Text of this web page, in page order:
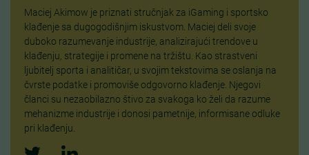
Maciej Akimow je priznati stručnjak za iGaming i sportsko
klađenje sa dugogodišnjim iskustvom. Maciej deli svoje
duboko razumevanje industrije, analizirajući trendove u
klađenju, strategije i promene na tržištu. Kao strastveni
ljubitelj sporta i analitičar, u svojim tekstovima se oslanja na
čvrste podatke i promoviše odgovorno klađenje. Njegovi
članci su nezaobilazno štivo za svakoga ko želi da razume
mehanizme industrije i donosi pametnije, informisane odluke
pri klađenju.